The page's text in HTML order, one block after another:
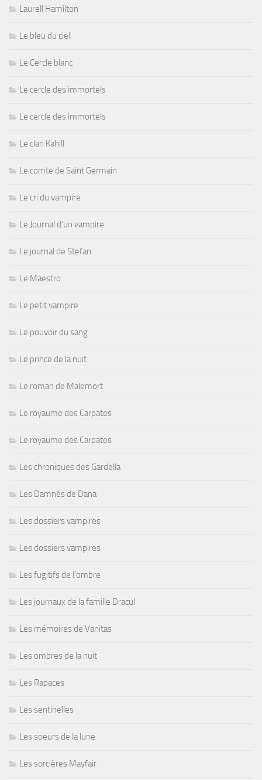
Laurell Hamilton
Le bleu du ciel
Le Cercle blanc
Le cercle des immortels
Le cercle des immortels
Le clan Kahill
Le comte de Saint Germain
Le cri du vampire
Le Journal d'un vampire
Le journal de Stefan
Le Maestro
Le petit vampire
Le pouvoir du sang
Le prince de la nuit
Le roman de Malemort
Le royaume des Carpates
Le royaume des Carpates
Les chroniques des Gardella
Les Damnés de Dana
Les dossiers vampires
Les dossiers vampires
Les fugitifs de l'ombre
Les journaux de la famille Dracul
Les mémoires de Vanitas
Les ombres de la nuit
Les Rapaces
Les sentinelles
Les soeurs de la lune
Les sorcières Mayfair